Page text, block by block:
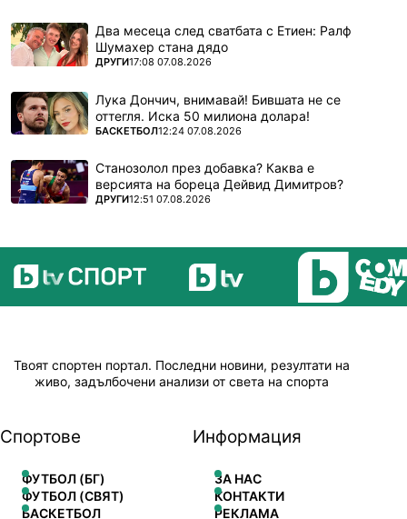
Два месеца след сватбата с Етиен: Ралф
Шумахер стана дядо
ПОВЕЧЕ ОТ
ДРУГИ17:08 07.08.2026
Лука Дончич, внимавай! Бившата не се
оттегля. Иска 50 милиона долара!
ПОВЕЧЕ ОТ
БАСКЕТБОЛ12:24 07.08.2026
Станозолол през добавка? Каква е
версията на бореца Дейвид Димитров?
ПОВЕЧЕ ОТ
ДРУГИ12:51 07.08.2026
Твоят спортен портал. Последни новини, резултати на
живо, задълбочени анализи от света на спорта
Спортове
ФУТБОЛ (БГ)
ФУТБОЛ (СВЯТ)
БАСКЕТБОЛ
Информация
ЗА НАС
КОНТАКТИ
РЕКЛАМА